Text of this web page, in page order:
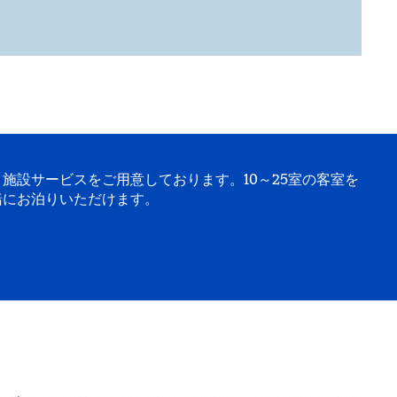
設サービスをご用意しております。10～25室の客室を
お泊りいただけます。